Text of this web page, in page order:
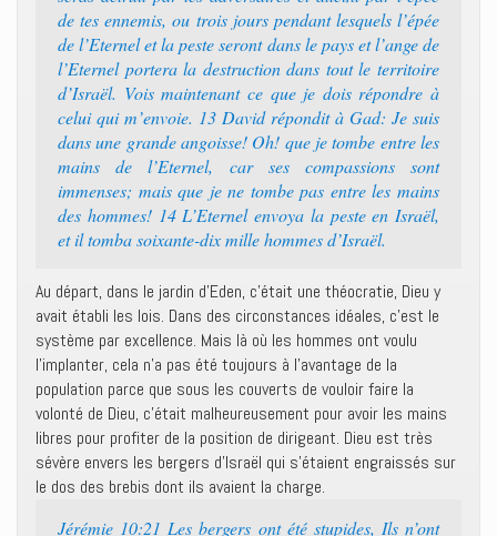
de tes ennemis, ou trois jours pendant lesquels l’épée
de l’Eternel et la peste seront dans le pays et l’ange de
l’Eternel portera la destruction dans tout le territoire
d’Israël. Vois maintenant ce que je dois répondre à
celui qui m’envoie. 13 David répondit à Gad: Je suis
dans une grande angoisse! Oh! que je tombe entre les
mains de l’Eternel, car ses compassions sont
immenses; mais que je ne tombe pas entre les mains
des hommes! 14 L’Eternel envoya la peste en Israël,
et il tomba soixante-dix mille hommes d’Israël.
Au départ, dans le jardin d’Eden, c’était une théocratie, Dieu y
avait établi les lois. Dans des circonstances idéales, c’est le
système par excellence. Mais là où les hommes ont voulu
l’implanter, cela n’a pas été toujours à l’avantage de la
population parce que sous les couverts de vouloir faire la
volonté de Dieu, c’était malheureusement pour avoir les mains
libres pour profiter de la position de dirigeant. Dieu est très
sévère envers les bergers d’Israël qui s’étaient engraissés sur
le dos des brebis dont ils avaient la charge.
Jérémie 10:21 Les bergers ont été stupides, Ils n’ont